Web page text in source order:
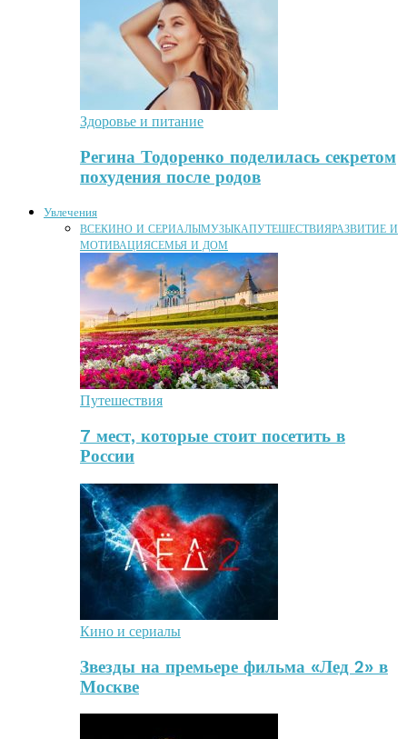
Здоровье и питание
Регина Тодоренко поделилась секретом
похудения после родов
Увлечения
ВСЕКИНО И СЕРИАЛЫМУЗЫКАПУТЕШЕСТВИЯРАЗВИТИЕ И
МОТИВАЦИЯСЕМЬЯ И ДОМ
Путешествия
7 мест, которые стоит посетить в
России
Кино и сериалы
Звезды на премьере фильма «Лед 2» в
Москве